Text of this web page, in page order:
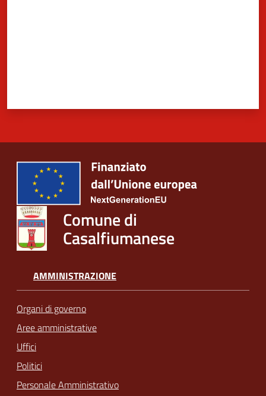
Comune di
Casalfiumanese
AMMINISTRAZIONE
Organi di governo
Aree amministrative
Uffici
Politici
Personale Amministrativo